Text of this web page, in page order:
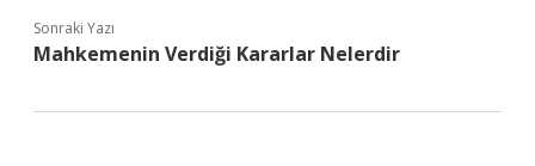
Sonraki Yazı
Mahkemenin Verdiği Kararlar Nelerdir